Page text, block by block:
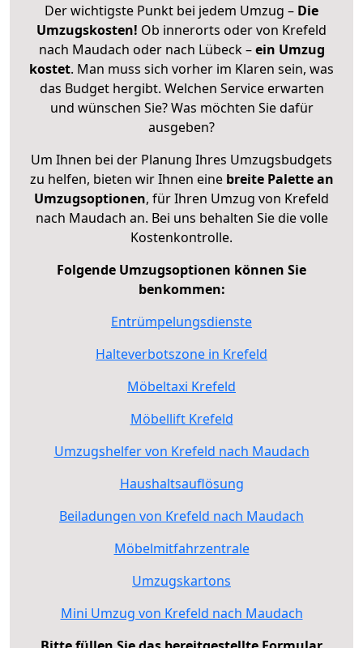
Der wichtigste Punkt bei jedem Umzug – Die
Umzugskosten! Ob innerorts oder von Krefeld
nach Maudach oder nach Lübeck –ein Umzug
kostet. Man muss sich vorher im Klaren sein, was
das Budget hergibt. Welchen Service erwarten
und wünschen Sie? Was möchten Sie dafür
ausgeben?
Um Ihnen bei der Planung Ihres Umzugsbudgets
zu helfen, bieten wir Ihnen eine breite Palette an
Umzugsoptionen, für Ihren Umzug von Krefeld
nach Maudach an. Bei uns behalten Sie die volle
Kostenkontrolle.
Folgende Umzugsoptionen können Sie
benkommen:
Entrümpelungsdienste
Halteverbotszone in Krefeld
Möbeltaxi Krefeld
Möbellift Krefeld
Umzugshelfer von Krefeld nach Maudach
Haushaltsauflösung
Beiladungen von Krefeld nach Maudach
Möbelmitfahrzentrale
Umzugskartons
Mini Umzug von Krefeld nach Maudach